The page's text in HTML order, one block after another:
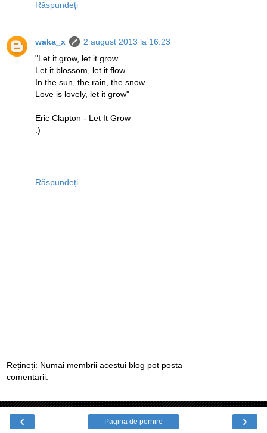
Răspundeți
waka_x
2 august 2013 la 16:23
"Let it grow, let it grow
Let it blossom, let it flow
In the sun, the rain, the snow
Love is lovely, let it grow"
Eric Clapton - Let It Grow
:)
Răspundeți
Rețineți: Numai membrii acestui blog pot posta
comentarii.
‹ ›
Pagina de pornire